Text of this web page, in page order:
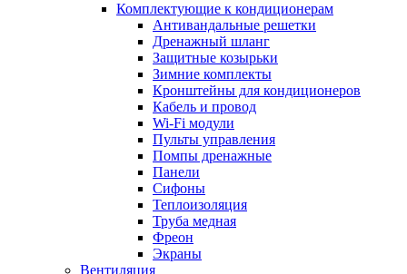
Комплектующие к кондиционерам
Антивандальные решетки
Дренажный шланг
Защитные козырьки
Зимние комплекты
Кронштейны для кондиционеров
Кабель и провод
Wi-Fi модули
Пульты управления
Помпы дренажные
Панели
Сифоны
Теплоизоляция
Труба медная
Фреон
Экраны
Вентиляция